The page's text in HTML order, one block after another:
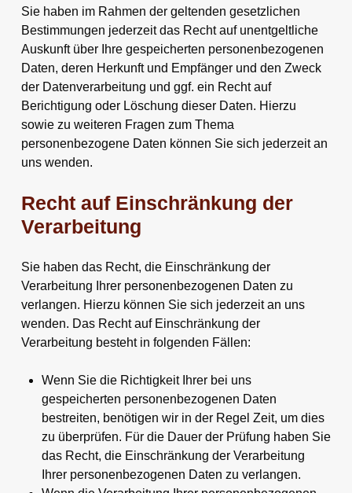
Sie haben im Rahmen der geltenden gesetzlichen
Bestimmungen jederzeit das Recht auf unentgeltliche
Auskunft über Ihre gespeicherten personenbezogenen
Daten, deren Herkunft und Empfänger und den Zweck
der Datenverarbeitung und ggf. ein Recht auf
Berichtigung oder Löschung dieser Daten. Hierzu
sowie zu weiteren Fragen zum Thema
personenbezogene Daten können Sie sich jederzeit an
uns wenden.
Recht auf Einschränkung der
Verarbeitung
Sie haben das Recht, die Einschränkung der
Verarbeitung Ihrer personenbezogenen Daten zu
verlangen. Hierzu können Sie sich jederzeit an uns
wenden. Das Recht auf Einschränkung der
Verarbeitung besteht in folgenden Fällen:
Wenn Sie die Richtigkeit Ihrer bei uns
gespeicherten personenbezogenen Daten
bestreiten, benötigen wir in der Regel Zeit, um dies
zu überprüfen. Für die Dauer der Prüfung haben Sie
das Recht, die Einschränkung der Verarbeitung
Ihrer personenbezogenen Daten zu verlangen.